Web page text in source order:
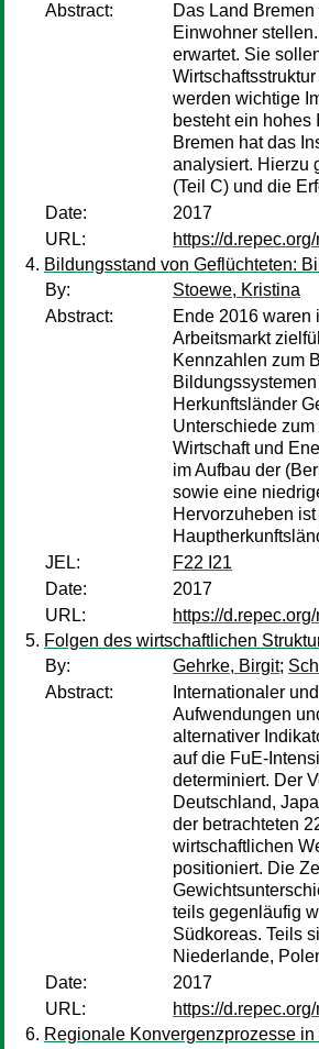
Abstract:
Das Land
Einwohner
erwartet. Sie
werden wichtige
besteht ein hohes
Bremen hat das
analysiert. Hierzu
(Teil C) und die
Date:
2017
URL:
https://
Bildungsstand von Geflüchteten:
By:
Stoewe, Kristina
Abstract:
Ende 2016 waren
Arbeitsmarkt
Kennzahlen zum
Herkunftsländer
Unterschiede
Wirtschaft und
im Aufbau der
sowie eine
Hervorzuheben
JEL:
F22 I21
Date:
2017
URL:
https://
Folgen des wirtschaftlichen
By:
Gehrke, Birgit;
Abstract:
Internationaler
Aufwendungen
alternativer
auf die FuE-
determiniert. Der
Deutschland,
der betrachteten
wirtschaftlichen
positioniert. Die
teils gegenläufig
Südkoreas. Teils
Niederlande,
Date:
2017
URL:
https://
Regionale Konvergenzprozesse